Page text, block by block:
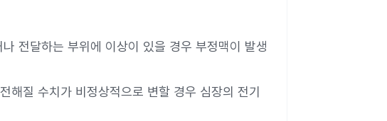
전달하는 부위에 이상이 있을 경우 부정맥이 발생
해질 수치가 비정상적으로 변할 경우 심장의 전기